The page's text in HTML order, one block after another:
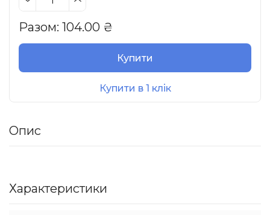
Разом: 104.00 ₴
Купити
Купити в 1 клік
Опис
Характеристики